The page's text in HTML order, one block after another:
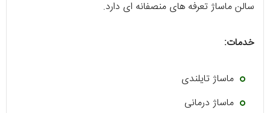
سالن ماساژ تعرفه های منصفانه ای دارد.
خدمات:
ماساژ تایلندی
ماساژ درمانی